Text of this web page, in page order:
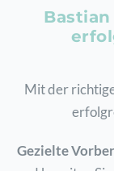
Mit der
Gezielte